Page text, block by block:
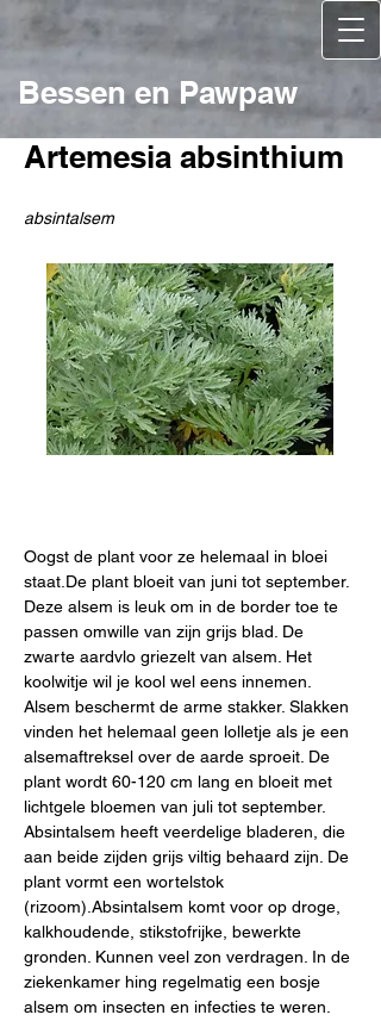
Bessen en Pawpaw
Artemesia absinthium
absintalsem
Oogst de plant voor ze helemaal in bloei
staat.De plant bloeit van juni tot september.
Deze alsem is leuk om in de border toe te
passen omwille van zijn grijs blad. De
zwarte aardvlo griezelt van alsem. Het
koolwitje wil je kool wel eens innemen.
Alsem beschermt de arme stakker. Slakken
vinden het helemaal geen lolletje als je een
alsemaftreksel over de aarde sproeit. De
plant wordt 60-120 cm lang en bloeit met
lichtgele bloemen van juli tot september.
Absintalsem heeft veerdelige bladeren, die
aan beide zijden grijs viltig behaard zijn. De
plant vormt een wortelstok
(rizoom).Absintalsem komt voor op droge,
kalkhoudende, stikstofrijke, bewerkte
gronden. Kunnen veel zon verdragen. In de
ziekenkamer hing regelmatig een bosje
alsem om insecten en infecties te weren.